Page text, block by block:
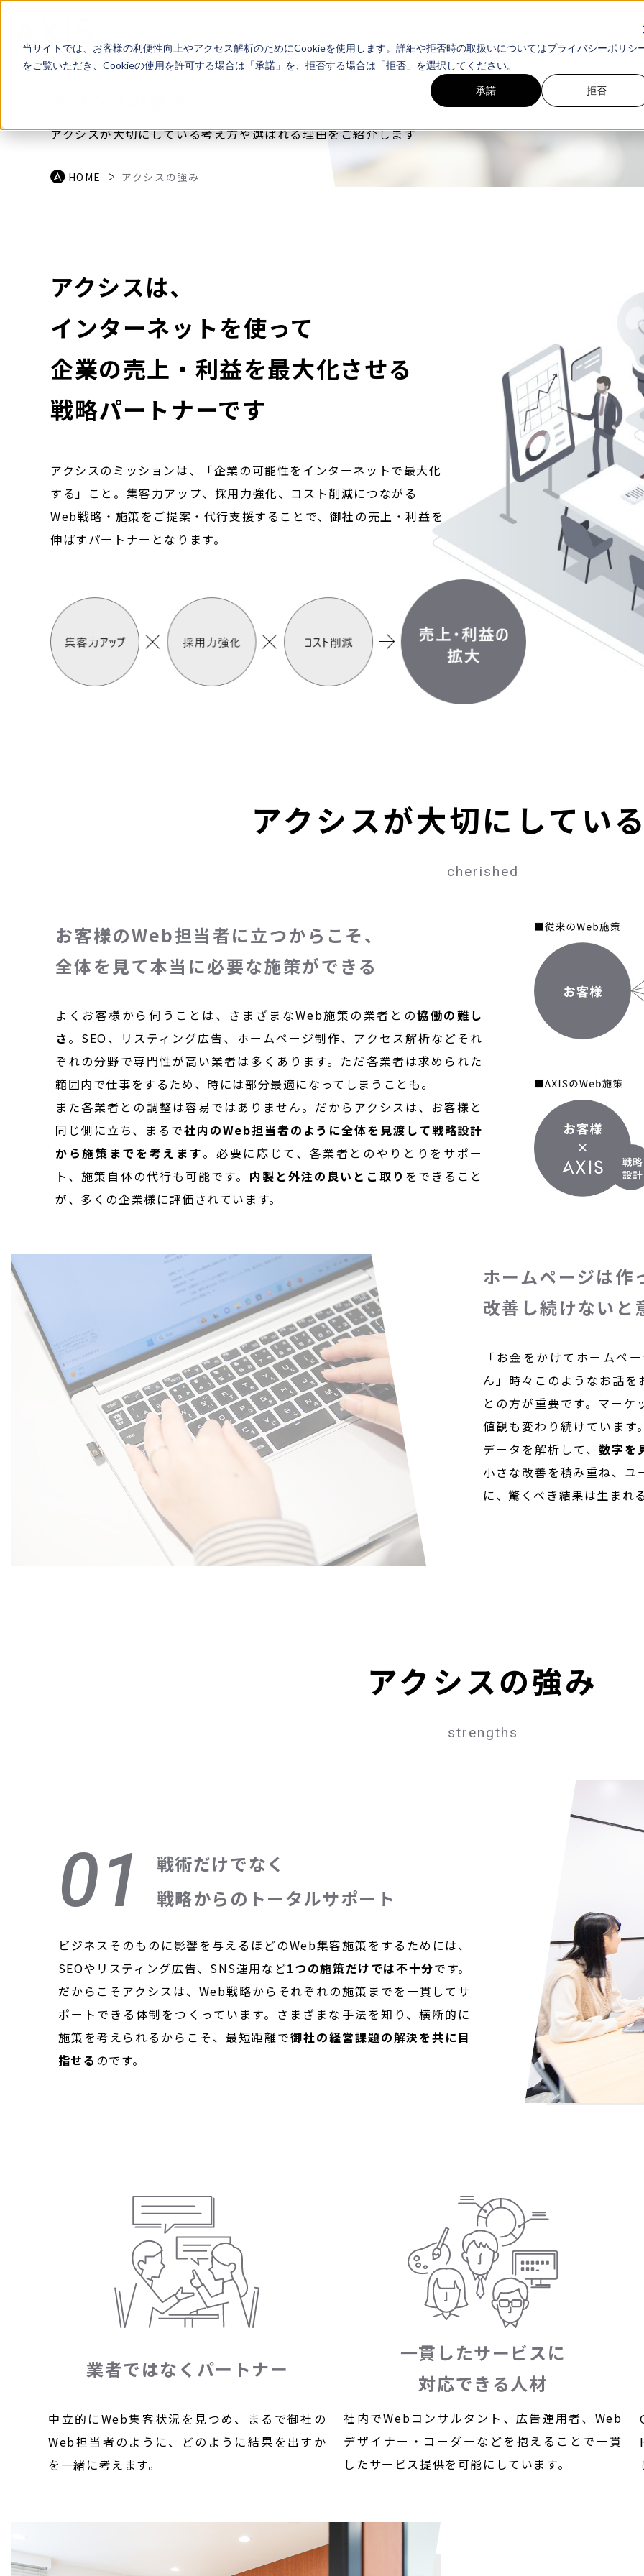
当サイトでは、お客様の利便性向上やアクセス解析のためにCookieを使用します。詳細や拒否時の取扱いについてはプライバシーポリシ
をご覧いただき、Cookieの使用を許可する場合は「承諾」を、拒否する場合は「拒否」を選択してください。
承諾 拒否
オンライン
アクシスが大切にしている考え方や選ばれる理由をご紹介します
HOME アクシスの強み
アクシスは、
インターネットを使って
企業の売上・利益を最大化させる
戦略パートナーです
アクシスのミッションは、「企業の可能性をインターネットで最大化
する」こと。集客力アップ、採用力強化、コスト削減につながる
Web戦略・施策をご提案・代行支援することで、御社の売上・利益を
伸ばすパートナーとなります。
アクシスが大切にしてい
cherished
お客様のWeb担当者に立つからこそ、
全体を見て本当に必要な施策ができる
よくお客様から伺うことは、さまざまなWeb施策の業者との協働の難し
さ。SEO、リスティング広告、ホームページ制作、アクセス解析などそれ
ぞれの分野で専門性が高い業者は多くあります。ただ各業者は求められた
範囲内で仕事をするため、時には部分最適になってしまうことも。
また各業者との調整は容易ではありません。だからアクシスは、お客様と
同じ側に立ち、まるで社内のWeb担当者のように全体を見渡して戦略設計
から施策までを考えます。必要に応じて、各業者とのやりとりをサポー
ト、施策自体の代行も可能です。 内製と外注の良いとこ取り をできること
が、多くの企業様に評価されています。
ホームページは作
改善し続けないと
「お金をかけてホームペ
ん」時々このようなお話
との方が重要です。マー
値観も変わり続けていま
データを解析して、数字を
小さな改善を積み重ね、
に、驚くべき結果は生まれ
アクシスの強み
strengths
01
戦術だけでなく
戦略からのトータルサポート
ビジネスそのものに影響を与えるほどのWeb集客施策をするためには、
SEOやリスティング広告、SNS運用など1つの施策だけでは不十分です。
だからこそアクシスは、Web戦略からそれぞれの施策までを一貫してサ
ポートできる体制をつくっています。さまざまな手法を知り、横断的に
施策を考えられるからこそ、最短距離で御社の経営課題の解決を共に目
指せる のです。
業者ではなくパートナー
中立的にWeb集客状況を見つめ、まるで御社の
Web担当者のように、どのように結果を出すか
を一緒に考えます。
一貫したサービスに
対応できる人材
社内でWebコンサルタント、広告運用者、Web
デザイナー・コーダーなどを抱えることで一貫
したサービス提供を可能にしています。